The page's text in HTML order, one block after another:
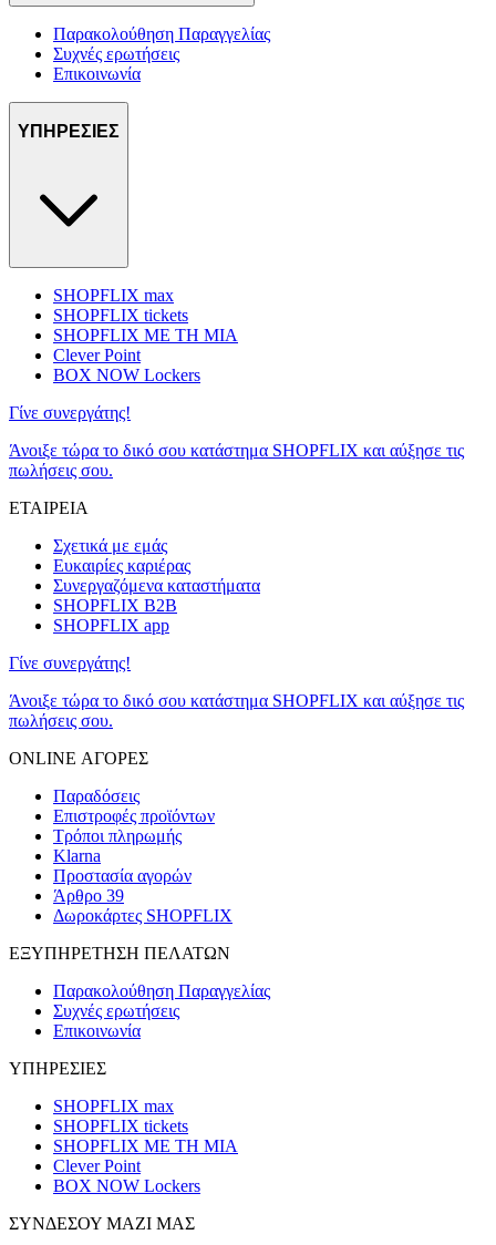
Παρακολούθηση Παραγγελίας
Συχνές ερωτήσεις
Επικοινωνία
ΥΠΗΡΕΣΙΕΣ
SHOPFLIX max
SHOPFLIX tickets
SHOPFLIX ΜΕ ΤΗ ΜΙΑ
Clever Point
BOX NOW Lockers
Γίνε συνεργάτης!
Άνοιξε τώρα το δικό σου κατάστημα SHOPFLIX και αύξησε τις
πωλήσεις σου.
ΕΤΑΙΡΕΙΑ
Σχετικά με εμάς
Ευκαιρίες καριέρας
Συνεργαζόμενα καταστήματα
SHOPFLIX B2B
SHOPFLIX app
Γίνε συνεργάτης!
Άνοιξε τώρα το δικό σου κατάστημα SHOPFLIX και αύξησε τις
πωλήσεις σου.
ONLINE ΑΓΟΡΕΣ
Παραδόσεις
Επιστροφές προϊόντων
Τρόποι πληρωμής
Klarna
Προστασία αγορών
Άρθρο 39
Δωροκάρτες SHOPFLIX
ΕΞΥΠΗΡΕΤΗΣΗ ΠΕΛΑΤΩΝ
Παρακολούθηση Παραγγελίας
Συχνές ερωτήσεις
Επικοινωνία
ΥΠΗΡΕΣΙΕΣ
SHOPFLIX max
SHOPFLIX tickets
SHOPFLIX ΜΕ ΤΗ ΜΙΑ
Clever Point
BOX NOW Lockers
ΣΥΝΔΕΣΟΥ ΜΑΖΙ ΜΑΣ